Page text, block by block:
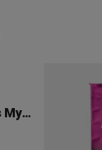
Kit Complet Pour Études Mycologiques